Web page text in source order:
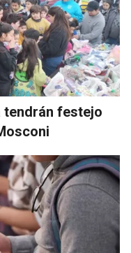
tendrán festejo